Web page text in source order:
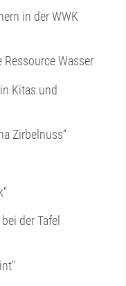
in der WWK
Wasser
Kitas und
Zirbelnuss“
der Tafel